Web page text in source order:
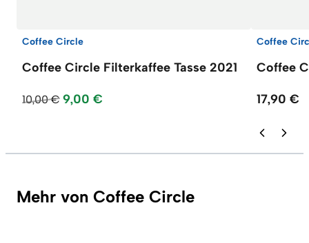
Coffee Circle
Coffee Circle Filterkaffee Tasse 2021
10,00 € 9,00 €
Coffee
Coffee
17,90 €
Mehr von Coffee Circle